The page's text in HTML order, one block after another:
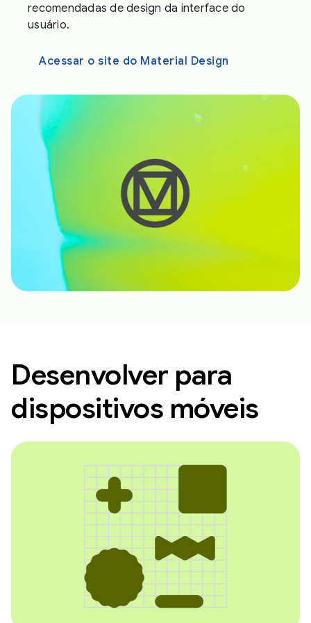
recomendadas de design da interface do
usuário.
Acessar o site do Material Design
Desenvolver para
dispositivos móveis